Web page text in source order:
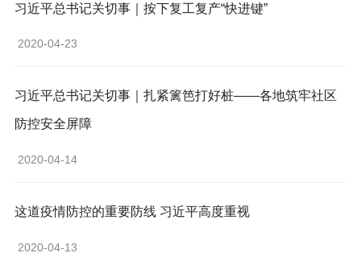
习近平总书记关切事｜按下复工复产“快进键”
2020-04-23
习近平总书记关切事｜扎紧篱笆打好桩——各地筑牢社区
防控安全屏障
2020-04-14
这道疫情防控的重要防线 习近平高度重视
2020-04-13